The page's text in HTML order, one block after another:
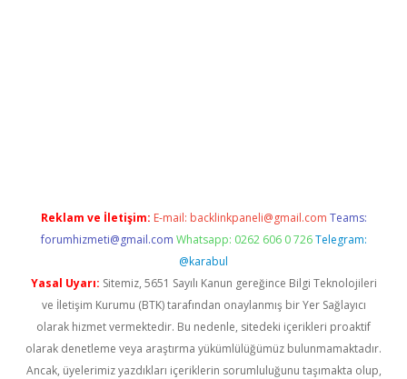
Reklam ve İletişim: E-mail: backlinkpaneli@gmail.com Teams:
forumhizmeti@gmail.com Whatsapp: 0262 606 0 726 Telegram:
@karabul
Yasal Uyarı: Sitemiz, 5651 Sayılı Kanun gereğince Bilgi Teknolojileri
ve İletişim Kurumu (BTK) tarafından onaylanmış bir Yer Sağlayıcı
olarak hizmet vermektedir. Bu nedenle, sitedeki içerikleri proaktif
olarak denetleme veya araştırma yükümlülüğümüz bulunmamaktadır.
Ancak, üyelerimiz yazdıkları içeriklerin sorumluluğunu taşımakta olup,